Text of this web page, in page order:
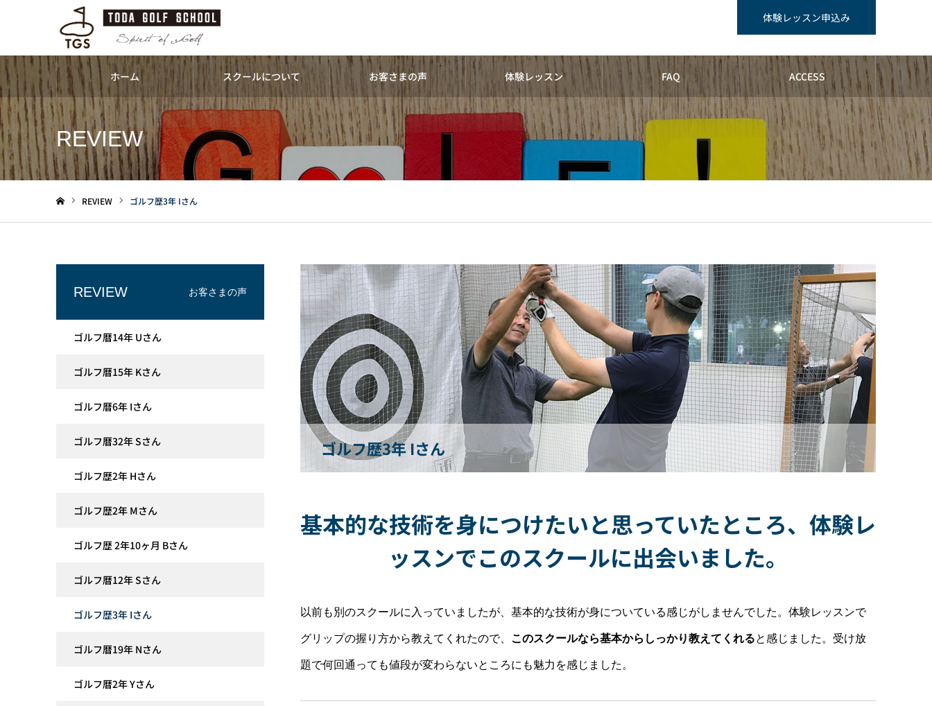
体験レッスン申込み
ホーム スクールについて お客さまの声 体験レッスン FAQ ACCESS
REVIEW
REVIEW ゴルフ歴3年 Iさん
ゴルフ歴3年 Iさん
基本的な技術を身につけたいと思っていたところ、体験レ
ッスンでこのスクールに出会いました。
以前も別のスクールに入っていましたが、基本的な技術が身についている感じがしませんでした。体験レッスンで
グリップの握り方から教えてくれたので、 このスクールなら基本からしっかり教えてくれると感じました。受け放
題で何回通っても値段が変わらないところにも魅力を感じました。
REVIEW お客さまの声
ゴルフ暦14年 Uさん
ゴルフ暦15年 Kさん
ゴルフ暦6年 Iさん
ゴルフ暦32年 Sさん
ゴルフ歴2年 Hさん
ゴルフ歴2年 Mさん
ゴルフ歴 2年10ヶ月 Bさん
ゴルフ暦12年 Sさん
ゴルフ歴3年 Iさん
ゴルフ暦19年 Nさん
ゴルフ暦2年 Yさん